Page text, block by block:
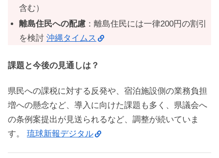
含む）
離島住民への配慮 ：離島住民には一律200円の割引
を検討沖縄タイムス
課題と今後の見通しは？
県民への課税に対する反発や、宿泊施設側の業務負担
増への懸念など、導入に向けた課題も多く、県議会へ
の条例案提出が見送られるなど、調整が続いていま
す。 琉球新報デジタル